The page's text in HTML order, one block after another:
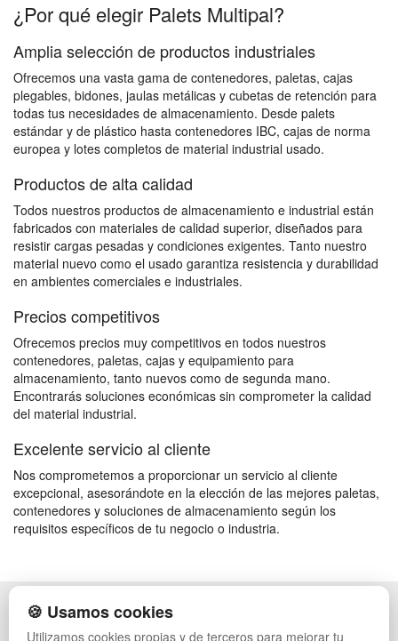
¿Por qué elegir Palets Multipal?
Amplia selección de productos industriales
Ofrecemos una vasta gama de contenedores, paletas, cajas
plegables, bidones, jaulas metálicas y cubetas de retención para
todas tus necesidades de almacenamiento. Desde palets
estándar y de plástico hasta contenedores IBC, cajas de norma
europea y lotes completos de material industrial usado.
Productos de alta calidad
Todos nuestros productos de almacenamiento e industrial están
fabricados con materiales de calidad superior, diseñados para
resistir cargas pesadas y condiciones exigentes. Tanto nuestro
material nuevo como el usado garantiza resistencia y durabilidad
en ambientes comerciales e industriales.
Precios competitivos
Ofrecemos precios muy competitivos en todos nuestros
contenedores, paletas, cajas y equipamiento para
almacenamiento, tanto nuevos como de segunda mano.
Encontrarás soluciones económicas sin comprometer la calidad
del material industrial.
Excelente servicio al cliente
Nos comprometemos a proporcionar un servicio al cliente
excepcional, asesorándote en la elección de las mejores paletas,
contenedores y soluciones de almacenamiento según los
requisitos específicos de tu negocio o industria.
POLÍTICA DE PRIVACIDAD
CONDICIONES DE USO
🍪 Usamos cookies
Utilizamos cookies propias y de terceros para mejorar tu